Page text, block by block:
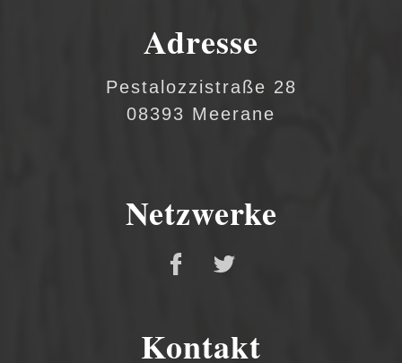
Adresse
Pestalozzistraße 28
08393 Meerane
Netzwerke
Kontakt